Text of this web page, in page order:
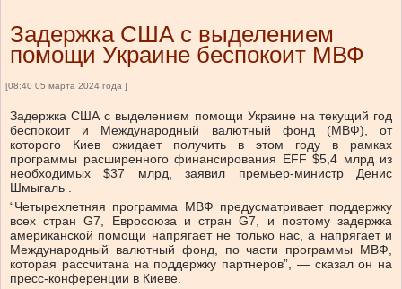
Задержка США с выделением
помощи Украине беспокоит МВФ
[08:40 05 марта 2024 года ]
Задержка США с выделением помощи Украине на текущий год
беспокоит и Международный валютный фонд (МВФ), от
которого Киев ожидает получить в этом году в рамках
программы расширенного финансирования EFF $5,4 млрд из
необходимых $37 млрд, заявил премьер-министр Денис
Шмыгаль .
“Четырехлетняя программа МВФ предусматривает поддержку
всех стран G7, Евросоюза и стран G7, и поэтому задержка
американской помощи напрягает не только нас, а напрягает и
Международный валютный фонд, по части программы МВФ,
которая рассчитана на поддержку партнеров”, — сказал он на
пресс-конференции в Киеве.